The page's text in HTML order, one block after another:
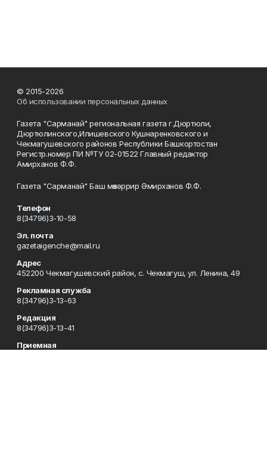
© 2015-2026
Об использовании персональных данных
Газета "Сарманай" региональная газета г.Дюртюли,
Дюртюлинского,Илишевского Кушнаренковского и
Чекмагушевского районов Республики Башкортостан
Регистр.номер ПИ №ТУ 02-01522 Главный редактор
Амирханов Ф.Ф.
Газета "Сарманай" Баш мөхәррир Әмирханов Ф.Ф.
Телефон
8(34796)3-10-58
Эл. почта
gazetaigenche@mail.ru
Адрес
452200 Чекмагушевский район, с. Чекмагуш, ул. Ленина, 49
Рекламная служба
8(34796)3-13-63
Редакция
8(34796)3-13-41
Приемная